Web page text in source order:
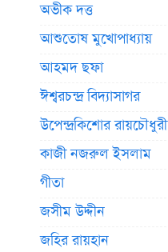
অভীক দত্ত
আশুতোষ মুখোপাধ্যায়
আহমদ ছফা
ঈশ্বরচন্দ্র বিদ্যাসাগর
উপেন্দ্রকিশোর রায়চৌধুরী
কাজী নজরুল ইসলাম
গীতা
জসীম উদ্দীন
জহির রায়হান